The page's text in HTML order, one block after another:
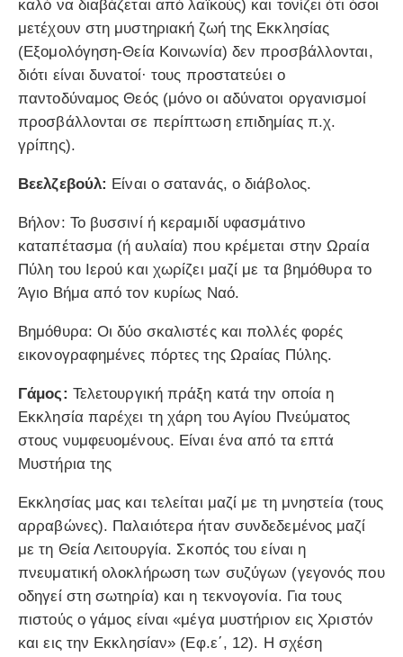
καλό να διαβάζεται από λαϊκούς) και τονίζει ότι όσοι
μετέχουν στη μυστηριακή ζωή της Εκκλησίας
(Εξομολόγηση-Θεία Κοινωνία) δεν προσβάλλονται,
διότι είναι δυνατοί· τους προστατεύει ο
παντοδύναμος Θεός (μόνο οι αδύνατοι οργανισμοί
προσβάλλονται σε περίπτωση επιδημίας π.χ.
γρίπης).
Βεελζεβούλ: Είναι ο σατανάς, ο διάβολος.
Βήλον: Το βυσσινί ή κεραμιδί υφασμάτινο
καταπέτασμα (ή αυλαία) που κρέμεται στην Ωραία
Πύλη του Ιερού και χωρίζει μαζί με τα βημόθυρα το
Άγιο Βήμα από τον κυρίως Ναό.
Βημόθυρα: Oι δύο σκαλιστές και πολλές φορές
εικονογραφημένες πόρτες της Ωραίας Πύλης.
Γάμος: Τελετουργική πράξη κατά την οποία η
Εκκλησία παρέχει τη χάρη του Αγίου Πνεύματος
στους νυμφευομένους. Είναι ένα από τα επτά
Μυστήρια της
Εκκλησίας μας και τελείται μαζί με τη μνηστεία (τους
αρραβώνες). Παλαιότερα ήταν συνδεδεμένος μαζί
με τη Θεία Λειτουργία. Σκοπός του είναι η
πνευματική ολοκλήρωση των συζύγων (γεγονός που
οδηγεί στη σωτηρία) και η τεκνογονία. Για τους
πιστούς ο γάμος είναι «μέγα μυστήριον εις Χριστόν
και εις την Εκκλησίαν» (Εφ.ε΄, 12). Η σχέση